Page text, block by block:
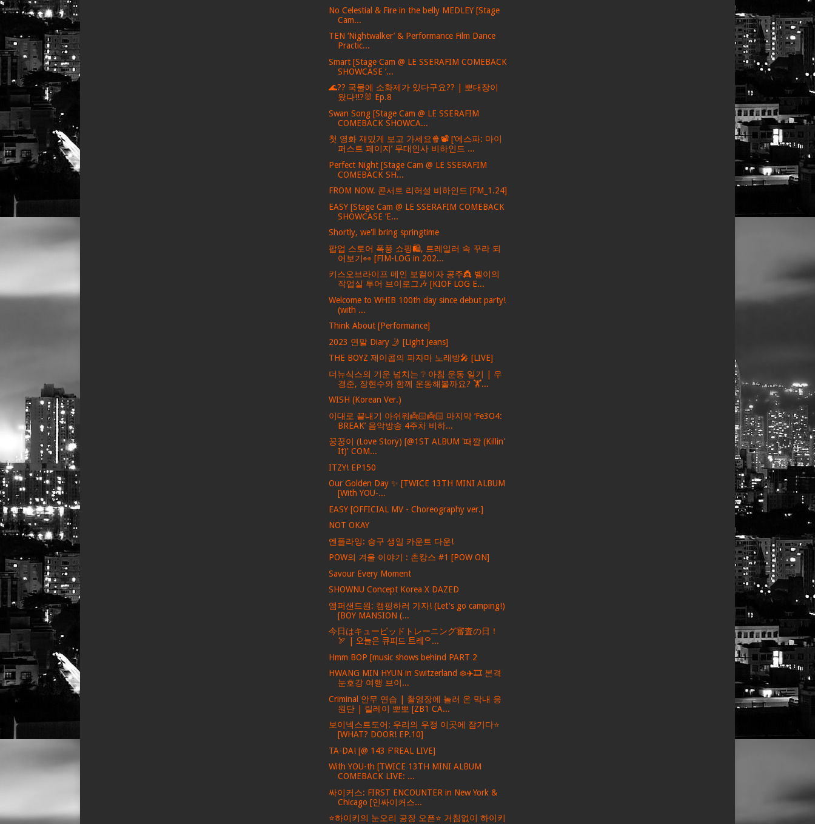
No Celestial & Fire in the belly MEDLEY [Stage
Cam...
TEN ‘Nightwalker’ & Performance Film Dance
Practic...
Smart [Stage Cam @ LE SSERAFIM COMEBACK
SHOWCASE ‘...
🌊?? 국물에 소화제가 있다구요?? | 뽀대장이
왔다!!?🐰 Ep.8
Swan Song [Stage Cam @ LE SSERAFIM
COMEBACK SHOWCA...
첫 영화 재밌게 보고 가세요🍿📽️ [‘에스파: 마이
퍼스트 페이지’ 무대인사 비하인드 ...
Perfect Night [Stage Cam @ LE SSERAFIM
COMEBACK SH...
FROM NOW. 콘서트 리허설 비하인드 [FM_1.24]
EASY [Stage Cam @ LE SSERAFIM COMEBACK
SHOWCASE ‘E...
Shortly, we'll bring springtime
팝업 스토어 폭풍 쇼핑🛍️, 트레일러 속 꾸라 되
어보기👀 [FIM-LOG in 202...
키스오브라이프 메인 보컬이자 공주👸 벨이의
작업실 투어 브이로그🎶 [KIOF LOG E...
Welcome to WHIB 100th day since debut party!
(with ...
Think About [Performance]
2023 연말 Diary 🤳 [Light Jeans]
THE BOYZ 제이콥의 파자마 노래방🎤 [LIVE]
더뉴식스의 기운 넘치는 ❔ 아침 운동 일기 | 우
경준, 장현수와 함께 운동해볼까요? 🏋️...
WISH (Korean Ver.)
이대로 끝내기 아쉬워👼🏻👼🏻 마지막 ‘Fe3O4:
BREAK’ 음악방송 4주차 비하...
꿍꿍이 (Love Story) [@1ST ALBUM '때깔 (Killin'
It)' COM...
ITZY! EP150
Our Golden Day ✨ [TWICE 13TH MINI ALBUM
[With YOU-...
EASY [OFFICIAL MV - Choreography ver.]
NOT OKAY
엔플라잉: 승구 생일 카운트 다운!
POW의 겨울 이야기 : 촌캉스 #1 [POW ON]
Savour Every Moment
SHOWNU Concept Korea X DAZED
앰퍼샌드원: 캠핑하러 가자! (Let's go camping!)
[BOY MANSION (...
今日はキューピッドトレーニング審査の日！
🏹 | 오늘은 큐피드 트레ᄋ...
Hmm BOP [music shows behind PART 2
HWANG MIN HYUN in Switzerland ❄️✈️🎞️ 본격
눈호강 여행 브이...
Criminal 안무 연습 | 촬영장에 놀러 온 막내 응
원단 | 릴레이 뽀뽀 [ZB1 CA...
보이넥스트도어: 우리의 우정 이곳에 잠기다⭐️
[WHAT? DOOR! EP.10]
TA-DA! [@ 143 F'REAL LIVE]
With YOU-th [TWICE 13TH MINI ALBUM
COMEBACK LIVE: ...
싸이커스: FIRST ENCOUNTER in New York &
Chicago [인싸이커스...
⭐하이키의 눈오리 공장 오픈⭐ 거침없이 하이키